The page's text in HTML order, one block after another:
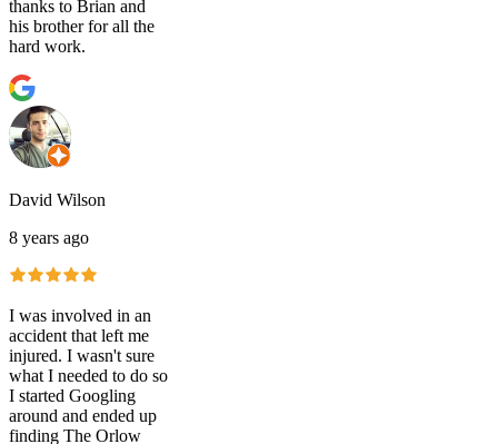
thanks to Brian and
his brother for all the
hard work.
David Wilson
8 years ago
I was involved in an
accident that left me
injured. I wasn't sure
what I needed to do so
I started Googling
around and ended up
finding The Orlow